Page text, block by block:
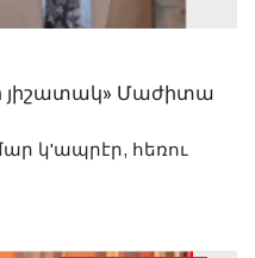
յիշատակ» Մաժիտա
կ'ապրէր, հեռու